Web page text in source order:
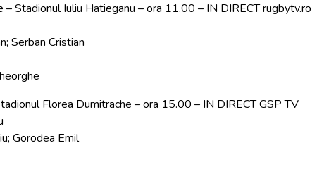
Stadionul Iuliu Hatieganu – ora 11.00 – IN DIRECT rugbytv.ro
Serban Cristian
Florea Dumitrache – ora 15.00 – IN DIRECT GSP TV
Gorodea Emil